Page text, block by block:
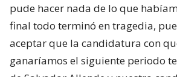
pude hacer nada de lo que
final todo terminó en tragedia,
aceptar que la candidatura con
ganaríamos el siguiente periodo